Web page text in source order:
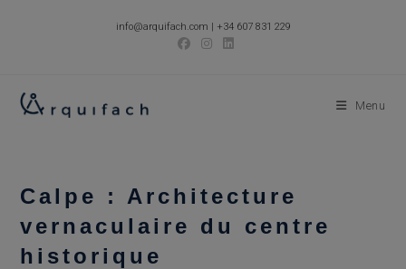
info@arquifach.com | +34 607 831 229
Menu
Calpe : Architecture
vernaculaire du centre
historique